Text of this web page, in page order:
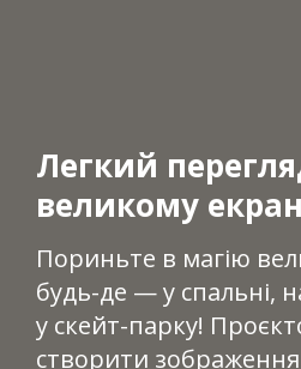
Легкий
великому
Пориньте в магію
будь-де — у спальні,
у скейт-парку!
створити